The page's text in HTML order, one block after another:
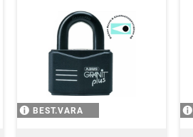
BEST.VARA